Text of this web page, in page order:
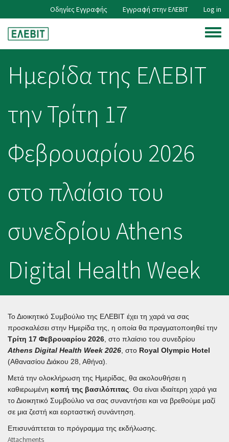
to
main
content
User
account
menu
Οδηγίες Εγγραφής Εγγραφή στην ΕΛΕΒΙΤ Log in
Toggle
menu
Ημερίδα της ΕΛΕΒΙΤ
την Τρίτη 17
Φεβρουαρίου 2026
στο πλαίσιο του
συνεδρίου Athens
Digital Health Week
Το Διοικητικό Συμβούλιο της ΕΛΕΒΙΤ έχει τη χαρά να σας
προσκαλέσει στην Ημερίδα της, η οποία θα πραγματοποιηθεί την
Τρίτη 17 Φεβρουαρίου 2026 , στο πλαίσιο του συνεδρίου
Athens Digital Health Week 2026 , στο Royal Olympic Hotel
(Αθανασίου Διάκου 28, Αθήνα).
Μετά την ολοκλήρωση της Ημερίδας, θα ακολουθήσει η
καθιερωμένη κοπή της βασιλόπιτας . Θα είναι ιδιαίτερη χαρά για
το Διοικητικό Συμβούλιο να σας συναντήσει και να βρεθούμε μαζί
σε μια ζεστή και εορταστική συνάντηση.
Επισυνάπτεται το πρόγραμμα της εκδήλωσης.
Attachments